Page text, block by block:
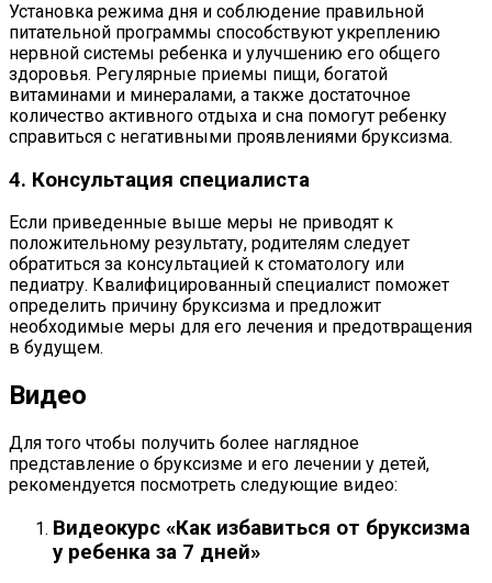
Установка режима дня и соблюдение правильной
питательной программы способствуют укреплению
нервной системы ребенка и улучшению его общего
здоровья. Регулярные приемы пищи, богатой
витаминами и минералами, а также достаточное
количество активного отдыха и сна помогут ребенку
справиться с негативными проявлениями бруксизма.
4. Консультация специалиста
Если приведенные выше меры не приводят к
положительному результату, родителям следует
обратиться за консультацией к стоматологу или
педиатру. Квалифицированный специалист поможет
определить причину бруксизма и предложит
необходимые меры для его лечения и предотвращения
в будущем.
Видео
Для того чтобы получить более наглядное
представление о бруксизме и его лечении у детей,
рекомендуется посмотреть следующие видео:
Видеокурс «Как избавиться от бруксизма
у ребенка за 7 дней»